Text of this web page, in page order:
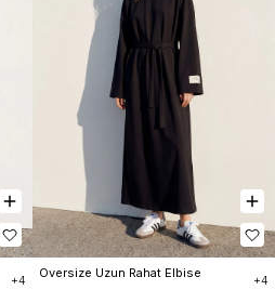
+4
Oversize Uzun Rahat Elbise
+4